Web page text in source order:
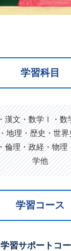
学習科目
漢文・数学Ⅰ・
地理・歴史・世
倫理・政経・物理
学他
学習コース
学習サポートコ